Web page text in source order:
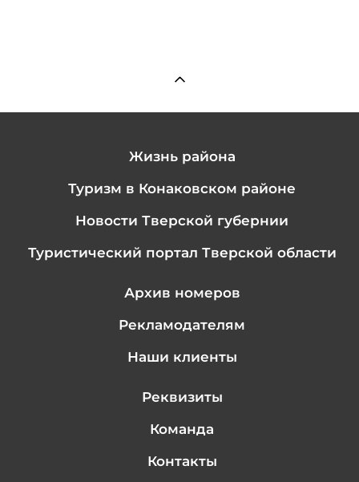
Жизнь района
Туризм в Конаковском районе
Новости Тверской губернии
Туристический портал Тверской области
Архив номеров
Рекламодателям
Наши клиенты
Реквизиты
Команда
Контакты